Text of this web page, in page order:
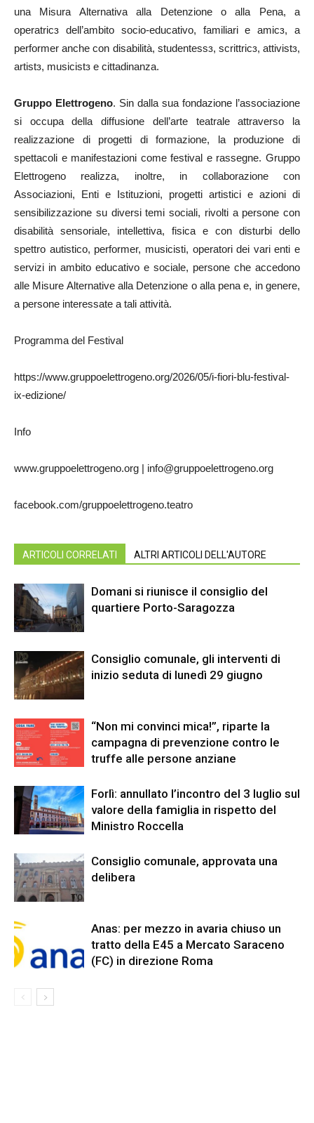
una Misura Alternativa alla Detenzione o alla Pena, a
operatricɜ dell’ambito socio-educativo, familiari e amicɜ, a
performer anche con disabilità, studentessɜ, scrittricɜ, attivistɜ,
artistɜ, musicistɜ e cittadinanza.
Gruppo Elettrogeno. Sin dalla sua fondazione l’associazione
si occupa della diffusione dell’arte teatrale attraverso la
realizzazione di progetti di formazione, la produzione di
spettacoli e manifestazioni come festival e rassegne. Gruppo
Elettrogeno realizza, inoltre, in collaborazione con
Associazioni, Enti e Istituzioni, progetti artistici e azioni di
sensibilizzazione su diversi temi sociali, rivolti a persone con
disabilità sensoriale, intellettiva, fisica e con disturbi dello
spettro autistico, performer, musicisti, operatori dei vari enti e
servizi in ambito educativo e sociale, persone che accedono
alle Misure Alternative alla Detenzione o alla pena e, in genere,
a persone interessate a tali attività.
Programma del Festival
https://www.gruppoelettrogeno.org/2026/05/i-fiori-blu-festival-
ix-edizione/
Info
www.gruppoelettrogeno.org | info@gruppoelettrogeno.org
facebook.com/gruppoelettrogeno.teatro
ARTICOLI CORRELATI ALTRI ARTICOLI DELL'AUTORE
Domani si riunisce il consiglio del
quartiere Porto-Saragozza
Consiglio comunale, gli interventi di
inizio seduta di lunedì 29 giugno
“Non mi convinci mica!”, riparte la
campagna di prevenzione contro le
truffe alle persone anziane
Forlì: annullato l’incontro del 3 luglio sul
valore della famiglia in rispetto del
Ministro Roccella
Consiglio comunale, approvata una
delibera
Anas: per mezzo in avaria chiuso un
tratto della E45 a Mercato Saraceno
(FC) in direzione Roma